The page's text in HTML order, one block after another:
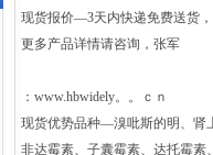
现货报价—3天内快递免费送货
更多产品详情请咨询，张军
：www.hbwidely。。ｃｎ
现货优势品种—溴吡斯的明、肾
非达霉素、子囊霉素、达托霉素